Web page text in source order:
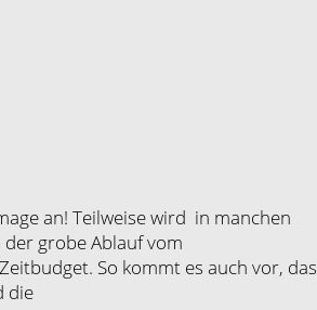
an! Teilweise wird in manchen
grobe Ablauf vom
So kommt es auch vor, das
die